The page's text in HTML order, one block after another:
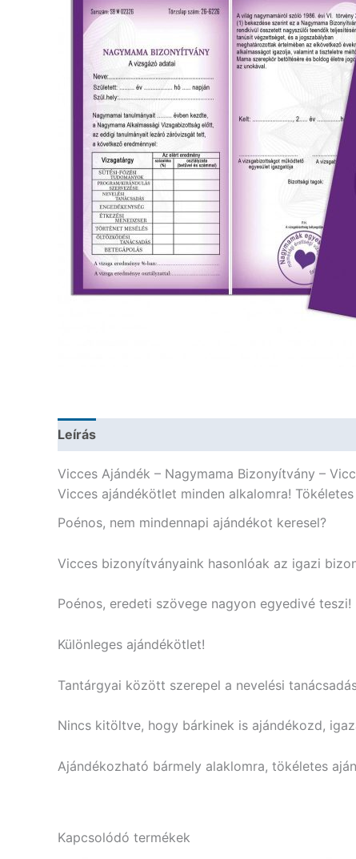
Leírás
Vicces Ajándék – Nagymama Bizonyítvány –
Vicces ajándékötlet minden alkalomra!
Poénos, nem mindennapi ajándékot keresel?
Vicces bizonyítványaink hasonlóak az igazi
Poénos, eredeti szövege nagyon egyedivé teszi!
Különleges ajándékötlet!
Tantárgyai között szerepel a nevelési
Nincs kitöltve, hogy bárkinek is ajándékozd,
Ajándékozható bármely alaklomra, tökéletes
Kapcsolódó termékek